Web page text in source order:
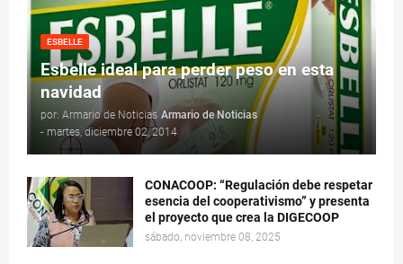
ESBELLE
Esbelle ideal para perder peso en esta
navidad
por: Armario de Noticias Armario de Noticias
- martes, diciembre 02, 2014
CONACOOP: “Regulación debe respetar
esencia del cooperativismo” y presenta
el proyecto que crea la DIGECOOP
sábado, noviembre 08, 2025